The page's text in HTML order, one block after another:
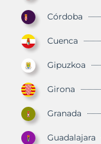
Córdoba
Cuenca
Gipuzkoa
Girona
Granada
Guadalajara